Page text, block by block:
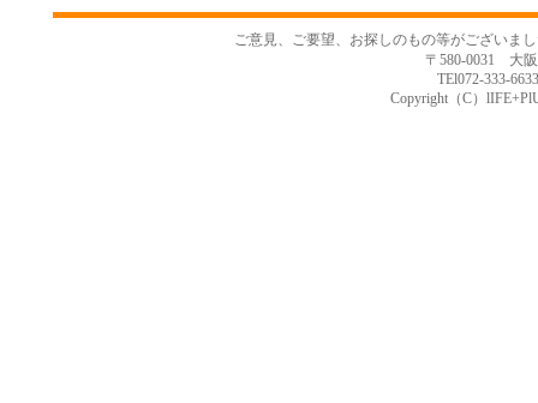
ご意見、ご要望、お探しのもの等がございま
〒580-0031 大
TEl072-333-
Copyright（C）